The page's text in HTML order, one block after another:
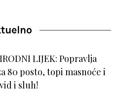
LIJEK: Popravlja
80 posto, topi masnoće i
i sluh!